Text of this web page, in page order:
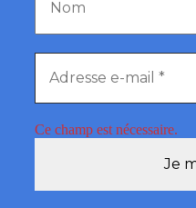
Ce champ est nécessaire.